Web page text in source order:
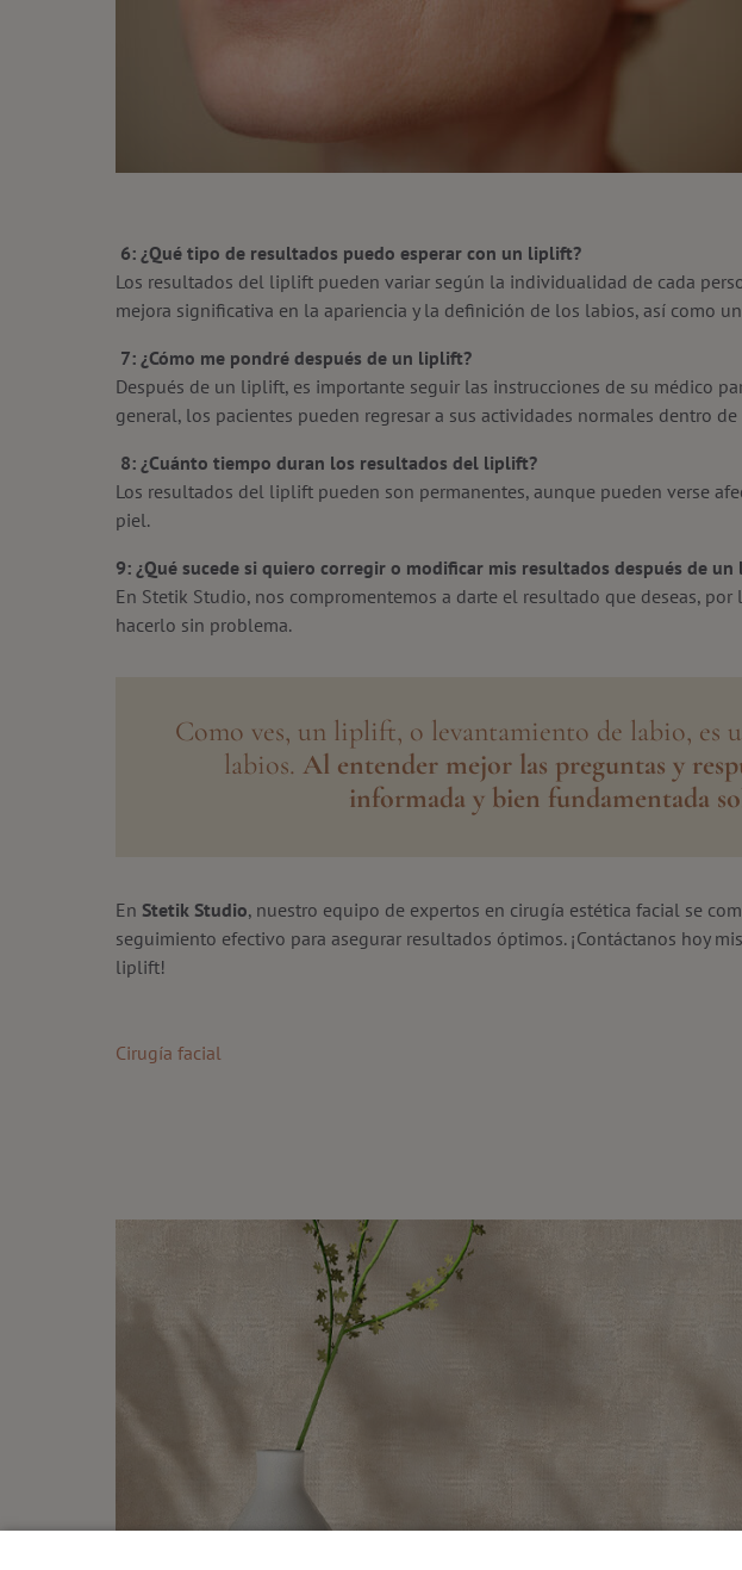
6: ¿Qué tipo de resultados puedo esperar con un liplift?
Los resultados del liplift pueden variar según la individualidad de cada
mejora significativa en la apariencia y la definición de los labios, así como
7: ¿Cómo me pondré después de un liplift?
Después de un liplift, es importante seguir las instrucciones de su médico
general, los pacientes pueden regresar a sus actividades normales dentro
8: ¿Cuánto tiempo duran los resultados del liplift?
Los resultados del liplift pueden son permanentes, aunque pueden verse
piel.
9: ¿Qué sucede si quiero corregir o modificar mis resultados después de
En Stetik Studio, nos compromentemos a darte el resultado que deseas,
hacerlo sin problema.
Como ves, un liplift, o levantamiento de labio, es
labios.Al entender mejor las preguntas y
informada y bien fundamentada
En Stetik Studio, nuestro equipo de expertos en cirugía estética facial se
seguimiento efectivo para asegurar resultados óptimos. ¡Contáctanos hoy
liplift!
Cirugía facial